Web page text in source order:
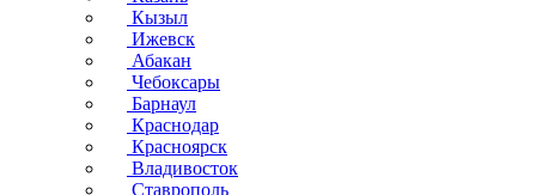
Кызыл
Ижевск
Абакан
Чебоксары
Барнаул
Краснодар
Красноярск
Владивосток
Ставрополь